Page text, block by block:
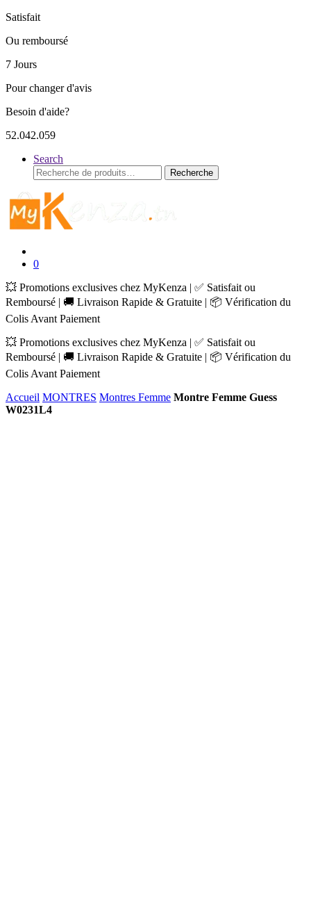
Satisfait
Ou remboursé
7 Jours
Pour changer d'avis
Besoin d'aide?
52.042.059
Search
Recherche
pour :
Recherche
0
💥 Promotions exclusives chez MyKenza | ✅ Satisfait ou
Remboursé | 🚚 Livraison Rapide & Gratuite | 📦 Vérification du
Colis Avant Paiement
💥 Promotions exclusives chez MyKenza | ✅ Satisfait ou
Remboursé | 🚚 Livraison Rapide & Gratuite | 📦 Vérification du
Colis Avant Paiement
Accueil MONTRES Montres Femme Montre Femme Guess
W0231L4